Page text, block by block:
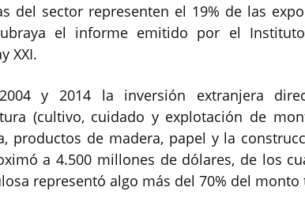
del sector representen el 19% de las
el informe emitido por el
XXI.
y 2014 la inversión extranjera
(cultivo, cuidado y explotación de
productos de madera, papel y la
a 4.500 millones de dólares, de los
representó algo más del 70% del monto